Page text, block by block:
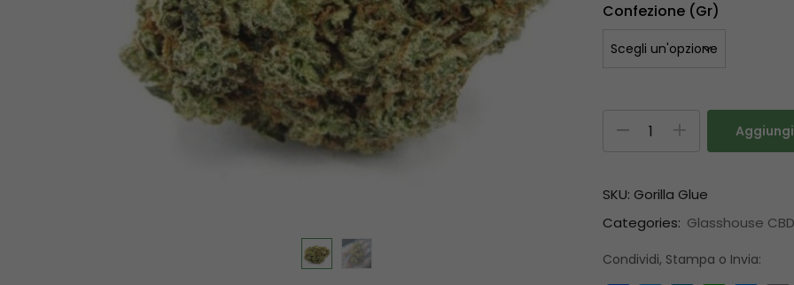
Confezione (gr)
SKU: Gorilla Glue
Categories: Glasshouse CBD
Condividi, Stampa o Invia: